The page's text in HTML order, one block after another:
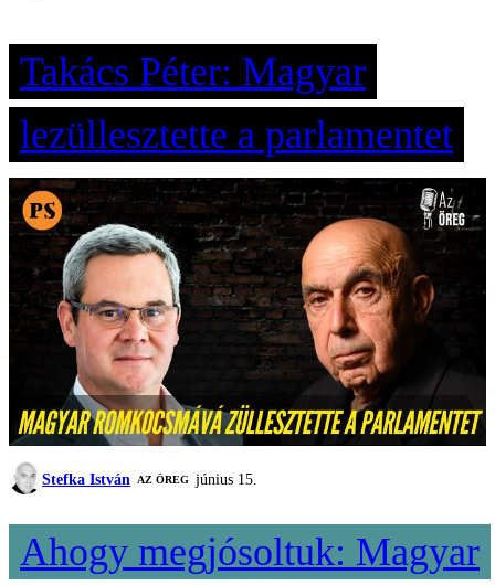
Takács Péter: Magyar
lezüllesztette a parlamentet
Stefka István AZ ÖREG június 15.
Ahogy megjósoltuk: Magyar